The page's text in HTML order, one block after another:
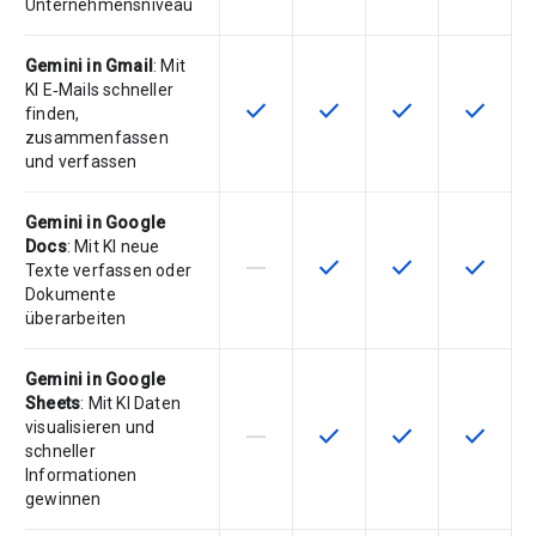
Unternehmensniveau
Gemini in Gmail : Mit
KI E‑Mails schneller
finden,
zusammenfassen
und verfassen
Diese Funktion ist für die
check Diese Funktion ist für die
check Diese Funktion
check Diese
check
Gemini in Google
Docs: Mit KI neue
Texte verfassen oder
Dokumente
überarbeiten
Diese Funktion ist für die
horizontal_rule Diese Funktion ist für die
check Diese Funktion
check Diese
check
Gemini in Google
Sheets: Mit KI Daten
visualisieren und
schneller
Informationen
gewinnen
Diese Funktion ist für die
horizontal_rule Diese Funktion ist für die
check Diese Funktion
check Diese
check